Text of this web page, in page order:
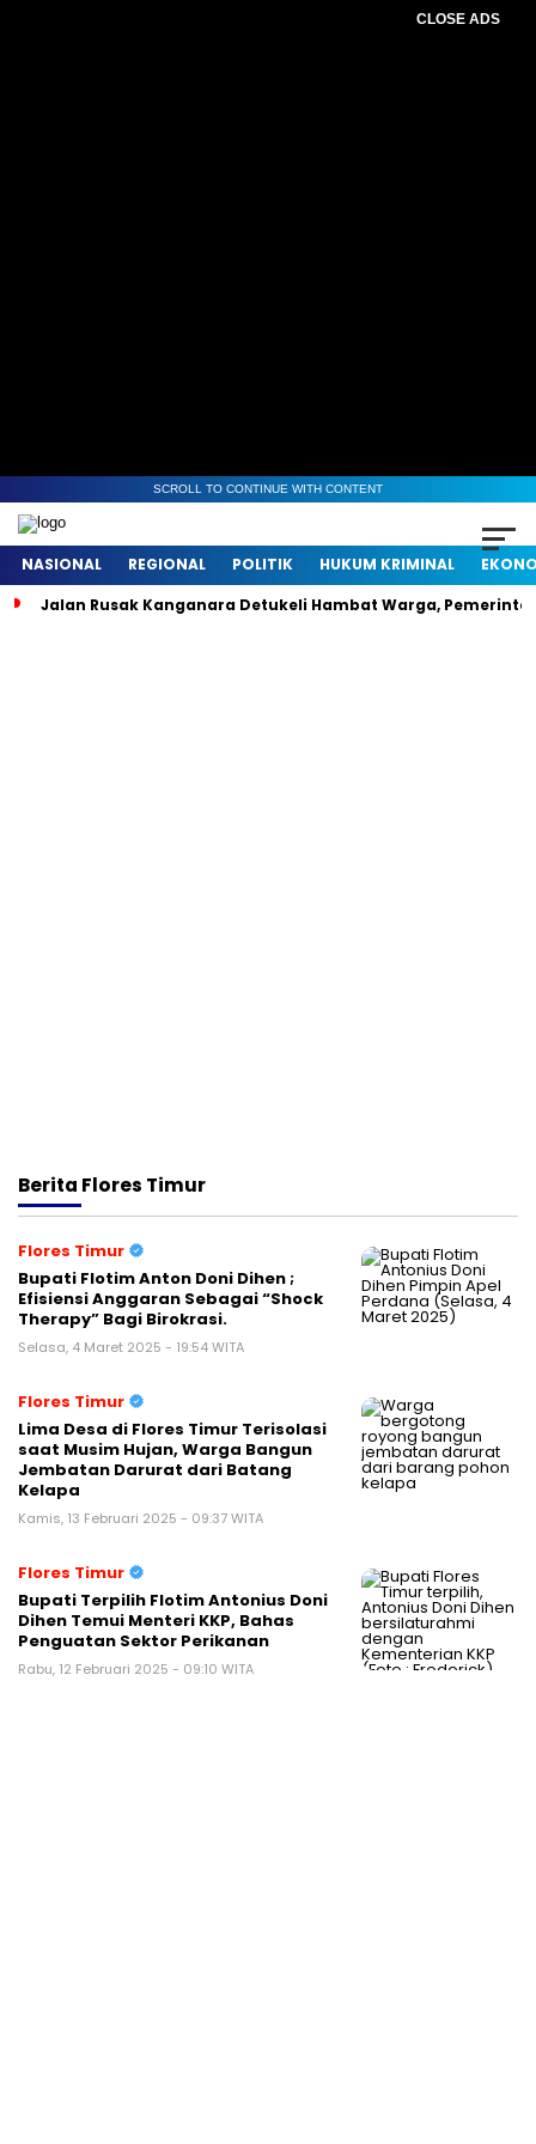
CLOSE ADS
SCROLL TO CONTINUE WITH CONTENT
NASIONAL REGIONAL POLITIK HUKUM KRIMINAL
Jalan Rusak Kanganara Detukeli Hambat Warga,
Berita Flores Timur
Flores Timur
Bupati Flotim Anton Doni Dihen ;
Efisiensi Anggaran Sebagai “Shock
Therapy” Bagi Birokrasi.
Selasa, 4 Maret 2025 - 19:54 WITA
Flores Timur
Lima Desa di Flores Timur Terisolasi
saat Musim Hujan, Warga Bangun
Jembatan Darurat dari Batang
Kelapa
Kamis, 13 Februari 2025 - 09:37 WITA
Flores Timur
Bupati Terpilih Flotim Antonius Doni
Dihen Temui Menteri KKP, Bahas
Penguatan Sektor Perikanan
Rabu, 12 Februari 2025 - 09:10 WITA